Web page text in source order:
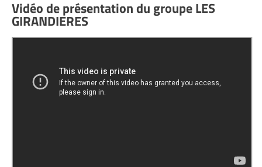
Vidéo de présentation du groupe LES
GIRANDIERES